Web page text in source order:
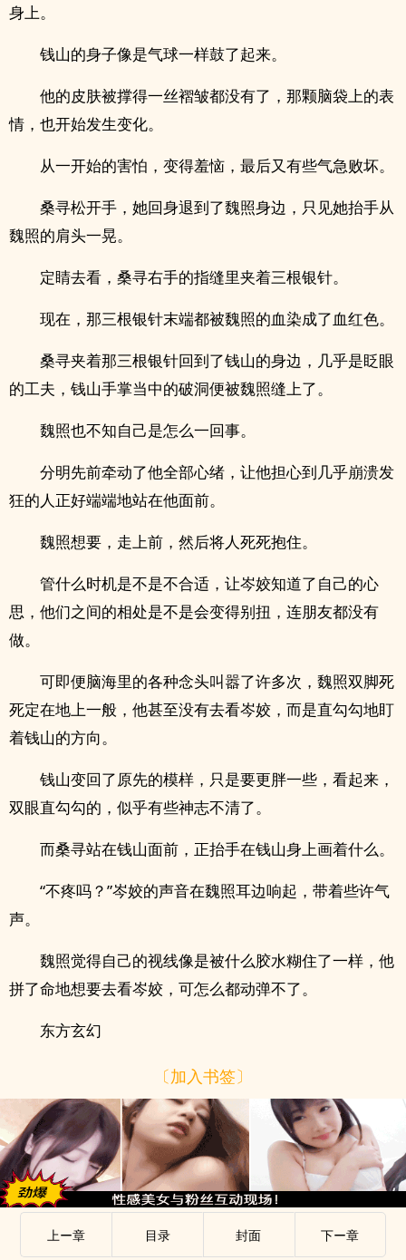
身上。
钱山的身子像是气球一样鼓了起来。
他的皮肤被撑得一丝褶皱都没有了，那颗脑袋上的表
情，也开始发生变化。
从一开始的害怕，变得羞恼，最后又有些气急败坏。
桑寻松开手，她回身退到了魏照身边，只见她抬手从
魏照的肩头一晃。
定睛去看，桑寻右手的指缝里夹着三根银针。
现在，那三根银针末端都被魏照的血染成了血红色。
桑寻夹着那三根银针回到了钱山的身边，几乎是眨眼
的工夫，钱山手掌当中的破洞便被魏照缝上了。
魏照也不知自己是怎么一回事。
分明先前牵动了他全部心绪，让他担心到几乎崩溃发
狂的人正好端端地站在他面前。
魏照想要，走上前，然后将人死死抱住。
管什么时机是不是不合适，让岑姣知道了自己的心
思，他们之间的相处是不是会变得别扭，连朋友都没有
做。
可即便脑海里的各种念头叫嚣了许多次，魏照双脚死
死定在地上一般，他甚至没有去看岑姣，而是直勾勾地盯
着钱山的方向。
钱山变回了原先的模样，只是要更胖一些，看起来，
双眼直勾勾的，似乎有些神志不清了。
而桑寻站在钱山面前，正抬手在钱山身上画着什么。
“不疼吗？”岑姣的声音在魏照耳边响起，带着些许气
声。
魏照觉得自己的视线像是被什么胶水糊住了一样，他
拼了命地想要去看岑姣，可怎么都动弹不了。
东方玄幻
〔加入书签〕
上ー章 目录 封面 下ー章